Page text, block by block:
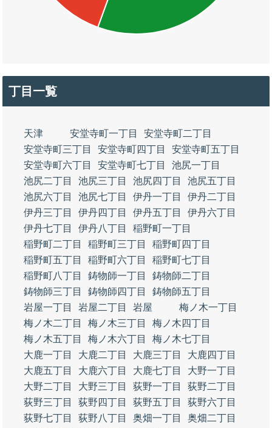
丁目一覧
天津 安堂寺町一丁目
安堂寺町二丁目
安堂寺町三丁目
安堂寺町四丁目
安堂寺町五丁目
安堂寺町六丁目
安堂寺町七丁目
池尻一丁目
池尻二丁目
池尻三丁目 池尻四丁目
池尻五丁目
池尻六丁目
池尻七丁目 伊丹一丁目
伊丹二丁目
伊丹三丁目
伊丹四丁目 伊丹五丁目
伊丹六丁目
伊丹七丁目
伊丹八丁目
稲野町一丁目
稲野町二丁目
稲野町三丁目
稲野町四丁目
稲野町五丁目
稲野町六丁目
稲野町七丁目
稲野町八丁目
鋳物師一丁目
鋳物師二丁目
鋳物師三丁目
鋳物師四丁目
鋳物師五丁目
岩屋一丁目
岩屋二丁目 岩屋
梅ノ木一丁目
梅ノ木二丁目
梅ノ木三丁目
梅ノ木四丁目
梅ノ木五丁目
梅ノ木六丁目
梅ノ木七丁目
大鹿一丁目
大鹿二丁目 大鹿三丁目
大鹿四丁目
大鹿五丁目
大鹿六丁目 大鹿七丁目
大野一丁目
大野二丁目
大野三丁目 荻野一丁目
荻野二丁目
荻野三丁目
荻野四丁目 荻野五丁目
荻野六丁目
荻野七丁目
荻野八丁目 奥畑一丁目
奥畑二丁目